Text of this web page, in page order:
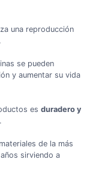
una reproducción
se pueden
y aumentar su vida
es duradero y
.
de la más
sirviendo a